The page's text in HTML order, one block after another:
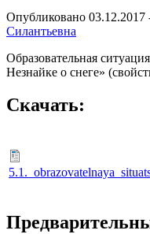
Опубликовано 03.12.2017
Силантьевна
Образовательная
Незнайке о снеге»
Скачать: